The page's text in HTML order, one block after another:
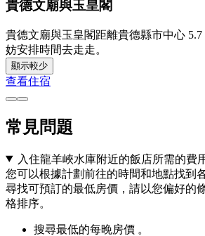
貴德文廟與玉皇閣
貴德文廟與玉皇閣距離貴德縣市中心 5.7
妨安排時間去走走。
顯示較少
查看住宿
常見問題
入住龍羊峽水庫附近的飯店所需的費
您可以根據計劃前往的時間和地點找到
尋找可預訂的最低房價，請以您偏好的
格排序。
搜尋最低的每晚房價 。